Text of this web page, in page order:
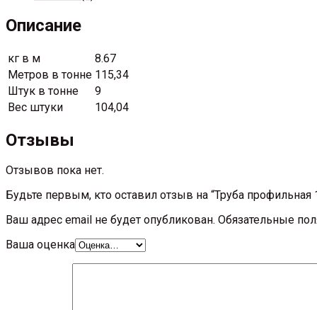
Описание
кг в м
8.67
Метров в тонне 115,34
Штук в тонне
9
Вес штуки
104,04
Отзывы
Отзывов пока нет.
Будьте первым, кто оставил отзыв на “Труба
Ваш адрес email не будет опубликован. Обязательные
Ваша оценка